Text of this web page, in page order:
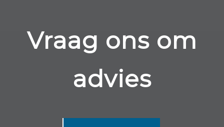
Vraag ons om
advies